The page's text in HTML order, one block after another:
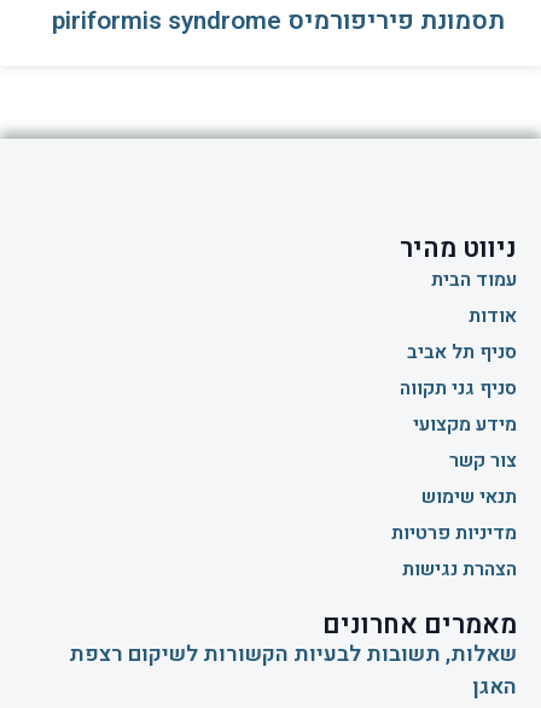
תסמונת פיריפורמיס piriformis syndrome
ניווט מהיר
עמוד הבית
אודות
סניף תל אביב
סניף גני תקווה
מידע מקצועי
צור קשר
תנאי שימוש
מדיניות פרטיות
הצהרת נגישות
מאמרים אחרונים
שאלות, תשובות לבעיות הקשורות לשיקום רצפת
האגן